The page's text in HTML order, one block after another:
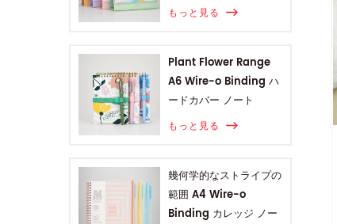
もっと見る
Plant Flower Range
A6 Wire-o Binding ハ
ードカバー ノート
もっと見る
幾何学的なストライプの
範囲 A4 Wire-o
Binding カレッジ ノー